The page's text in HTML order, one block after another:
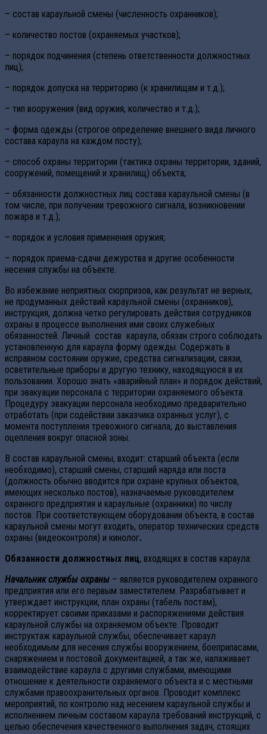
– состав караульной смены (численность охранников);
– количество постов (охраняемых участков);
– порядок подчинения (степень ответственности должностных
лиц);
– порядок допуска на территорию (к хранилищам и т.д.);
– тип вооружения (вид оружия, количество и т.д.);
– форма одежды (строгое определение внешнего вида личного
состава караула на каждом посту);
– способ охраны территории (тактика охраны территории, зданий,
сооружений, помещений и хранилищ) объекта;
– обязанности должностных лиц состава караульной смены (в
том числе, при получении тревожного сигнала, возникновении
пожара и т.д.);
– порядок и условия применения оружия;
– порядок приема-сдачи дежурства и другие особенности
несения службы на объекте.
Во избежание неприятных сюрпризов, как результат не верных,
не продуманных действий караульной смены (охранников),
инструкция, должна четко регулировать действия сотрудников
охраны в процессе выполнения ими своих служебных
обязанностей. Личный состав караула, обязан строго соблюдать
установленную для караула форму одежды. Содержать в
исправном состоянии оружие, средства сигнализации, связи,
осветительные приборы и другую технику, находящуюся в их
пользовании. Хорошо знать «аварийный план» и порядок действий,
при эвакуации персонала с территории охраняемого объекта.
Процедуру эвакуации персонала необходимо предварительно
отработать (при содействии заказчика охранных услуг), с
момента поступления тревожного сигнала, до выставления
оцепления вокруг опасной зоны.
В состав караульной смены, входит: старший объекта (если
необходимо), старший смены, старший наряда или поста
(должность обычно вводится при охране крупных объектов,
имеющих несколько постов), назначаемые руководителем
охранного предприятия и караульные (охранники) по числу
постов. При соответствующем оборудовании объекта, в состав
караульной смены могут входить, оператор технических средств
охраны (видеоконтроля) и кинолог.
Обязанности должностных лиц, входящих в состав караула:
Начальник службы охраны – является руководителем охранного
предприятия или его первым заместителем. Разрабатывает и
утверждает инструкции, план охраны (табель постам),
корректирует своими приказами и распоряжениями действия
караульной службы на охраняемом объекте. Проводит
инструктаж караульной службы, обеспечивает караул
необходимым для несения службы вооружением, боеприпасами,
снаряжением и постовой документацией, а так же, налаживает
взаимодействие караула с другими службами, имеющими
отношение к деятельности охраняемого объекта и с местными
службами правоохранительных органов. Проводит комплекс
мероприятий, по контролю над несением караульной службы и
исполнением личным составом караула требований инструкций, с
целью обеспечения качественного выполнения задач, стоящих